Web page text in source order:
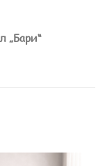
„Бари“